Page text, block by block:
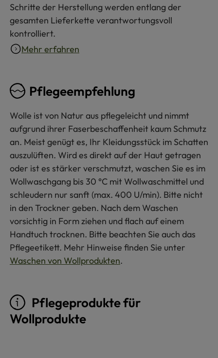
Schritte der Herstellung werden entlang der
gesamten Lieferkette verantwortungsvoll
kontrolliert.
Mehr erfahren
Pflegeempfehlung
Wolle ist von Natur aus pflegeleicht und nimmt
aufgrund ihrer Faserbeschaffenheit kaum Schmutz
an. Meist genügt es, Ihr Kleidungsstück im Schatten
auszulüften. Wird es direkt auf der Haut getragen
oder ist es stärker verschmutzt, waschen Sie es im
Wollwaschgang bis 30 °C mit Wollwaschmittel und
schleudern nur sanft (max. 400 U/min). Bitte nicht
in den Trockner geben. Nach dem Waschen
vorsichtig in Form ziehen und flach auf einem
Handtuch trocknen. Bitte beachten Sie auch das
Pflegeetikett. Mehr Hinweise finden Sie unter
Waschen von Wollprodukten.
Pflegeprodukte für
Wollprodukte